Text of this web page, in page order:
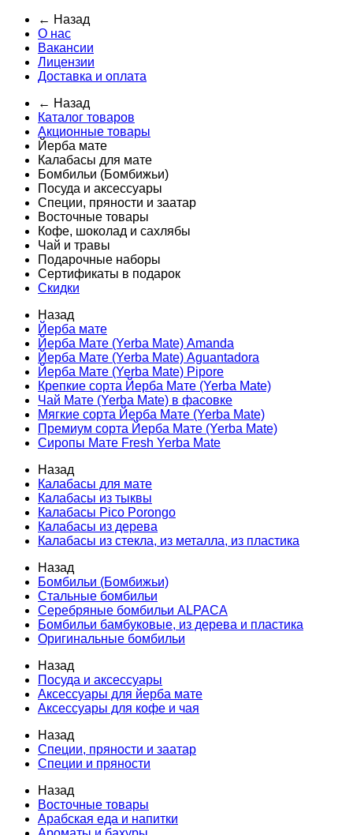
← Назад
О нас
Вакансии
Лицензии
Доставка и оплата
← Назад
Каталог товаров
Акционные товары
Йерба мате
Калабасы для мате
Бомбильи (Бомбижьи)
Посуда и аксессуары
Специи, пряности и заатар
Восточные товары
Кофе, шоколад и сахлябы
Чай и травы
Подарочные наборы
Сертификаты в подарок
Скидки
Назад
Йерба мате
Йерба Мате (Yerba Mate) Amanda
Йерба Мате (Yerba Mate) Aguantadora
Йерба Мате (Yerba Mate) Pipore
Крепкие сорта Йерба Мате (Yerba Mate)
Чай Мате (Yerba Mate) в фасовке
Мягкие сорта Йерба Мате (Yerba Mate)
Премиум сорта Йерба Мате (Yerba Mate)
Сиропы Мате Fresh Yerba Mate
Назад
Калабасы для мате
Калабасы из тыквы
Калабасы Pico Porongo
Калабасы из дерева
Калабасы из стекла, из металла, из пластика
Назад
Бомбильи (Бомбижьи)
Стальные бомбильи
Серебряные бомбильи ALPACA
Бомбильи бамбуковые, из дерева и пластика
Оригинальные бомбильи
Назад
Посуда и аксессуары
Аксессуары для йерба мате
Аксессуары для кофе и чая
Назад
Специи, пряности и заатар
Специи и пряности
Назад
Восточные товары
Арабская еда и напитки